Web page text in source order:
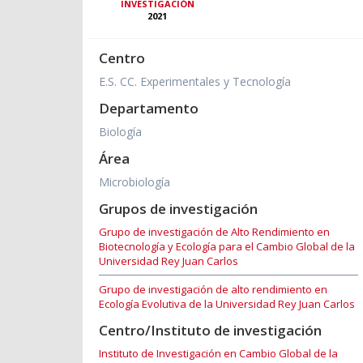
INVESTIGACIÓN
2021
Centro
E.S. CC. Experimentales y Tecnología
Departamento
Biología
Área
Microbiología
Grupos de investigación
Grupo de investigación de Alto Rendimiento en
Biotecnología y Ecología para el Cambio Global de la
Universidad Rey Juan Carlos
Grupo de investigación de alto rendimiento en
Ecología Evolutiva de la Universidad Rey Juan Carlos
Centro/Instituto de investigación
Instituto de Investigación en Cambio Global de la